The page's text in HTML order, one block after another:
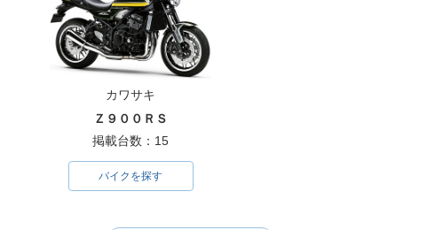
カワサキ
Ｚ９００ＲＳ
掲載台数：15
バイクを探す